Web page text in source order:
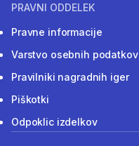
PRAVNI ODDELEK
Pravne informacije
Varstvo osebnih podatkov
Pravilniki nagradnih iger
Piškotki
Odpoklic izdelkov